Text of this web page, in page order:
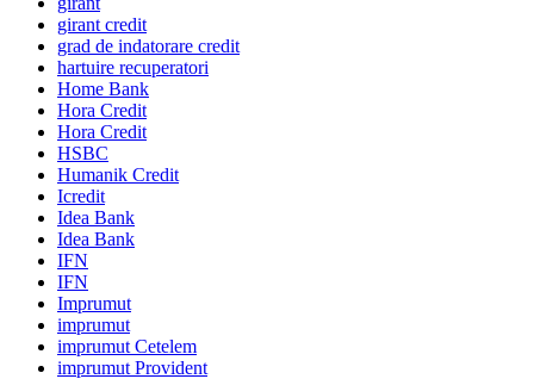
girant credit
grad de indatorare credit
hartuire recuperatori
Home Bank
Hora Credit
Hora Credit
HSBC
Humanik Credit
Icredit
Idea Bank
Idea Bank
IFN
IFN
Imprumut
imprumut
imprumut Cetelem
imprumut Provident